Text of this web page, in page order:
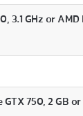
3.1 GHz or
GTX 750, 2 GB